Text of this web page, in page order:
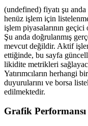
USDT Vadeli
Teminat olarak
(undefined) fiyatı şu
henüz işlem için
işlem piyasalarının geçici
Şu anda doğrulanmış
mevcut değildir. Aktif
ettiğinde, bu sayfa
likidite metrikleri
Yatırımcıların herhangi
duyurularını ve borsa
edilmektedir.
Grafik Performansı